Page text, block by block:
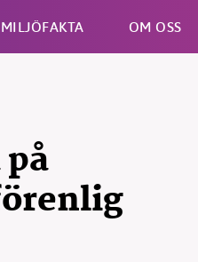
MILJÖFAKTA OM OSS